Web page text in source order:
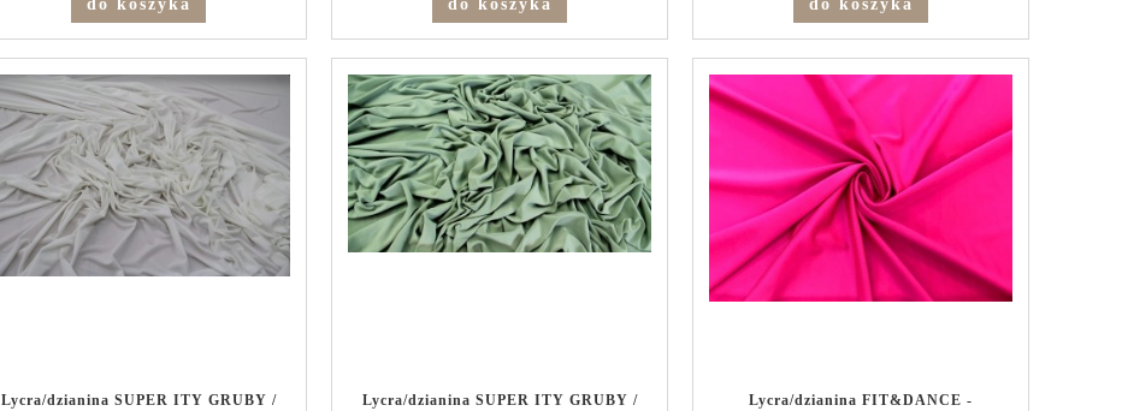
do koszyka do koszyka do koszyka
Lycra/dzianina SUPER ITY GRUBY /
Lycra/dzianina SUPER ITY GRUBY /
Lycra/dzianina FIT&DANCE -